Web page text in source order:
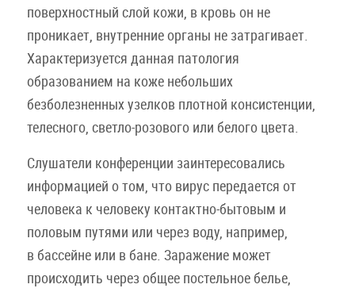
поверхностный слой кожи, в кровь он не
проникает, внутренние органы не затрагивает.
Характеризуется данная патология
образованием на коже небольших
безболезненных узелков плотной консистенции,
телесного, светло-розового или белого цвета.
Слушатели конференции заинтересовались
информацией о том, что вирус передается от
человека к человеку контактно-бытовым и
половым путями или через воду, например,
в бассейне или в бане. Заражение может
происходить через общее постельное белье,